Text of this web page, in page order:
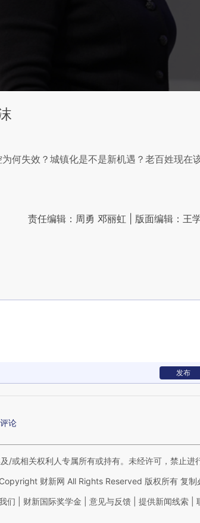
何失效？城镇化是不是新机遇？老百姓现在
责任编辑：周勇 邓丽虹 | 版面编辑：王
发布
论
/或相关权利人专属所有或持有。未经许可，禁止进
Copyright 财新网 All Rights Reserved 版权所有 复制
们 财新国际奖学金 意见与反馈 提供新闻线索